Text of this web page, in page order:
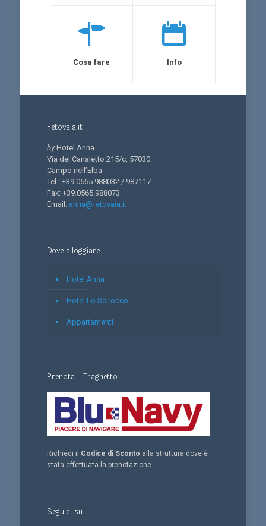
Cosa fare Info
Fetovaia.it
by Hotel Anna
Via del Canaletto 215/c, 57030
Campo nell’Elba
Tel.: +39.0565.988032 / 987117
Fax: +39.0565.988073
Email: anna@fetovaia.it
Dove alloggiare
Hotel Anna
Hotel Lo Scirocco
Appartamenti
Prenota il Traghetto
Richiedi il Codice di Sconto alla struttura dove è
stata effettuata la prenotazione.
Seguici su